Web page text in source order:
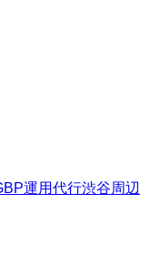
運用代行渋谷周辺